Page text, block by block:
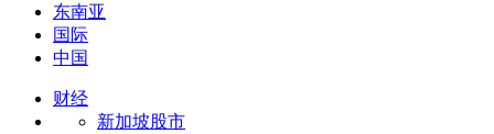
东南亚
国际
中国
财经
新加坡股市